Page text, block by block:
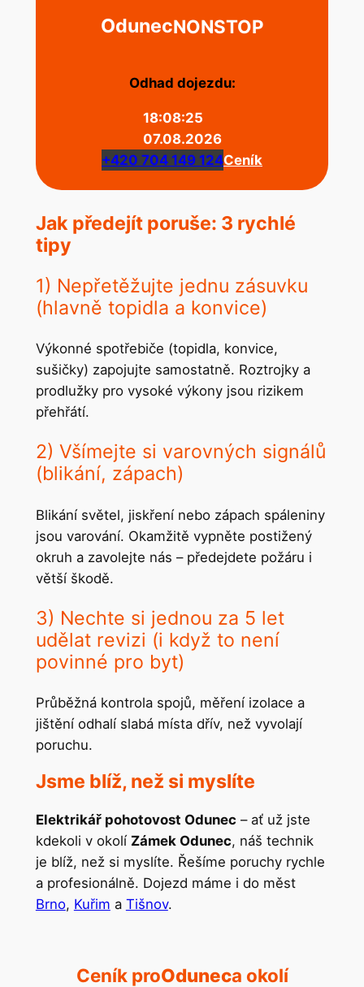
OdunecNONSTOP
Odhad dojezdu:
18:08:25
07.08.2026
+420 704 149 124Ceník
Jak předejít poruše: 3 rychlé
tipy
1) Nepřetěžujte jednu zásuvku
(hlavně topidla a konvice)
Výkonné spotřebiče (topidla, konvice,
sušičky) zapojujte samostatně. Roztrojky a
prodlužky pro vysoké výkony jsou rizikem
přehřátí.
2) Všímejte si varovných signálů
(blikání, zápach)
Blikání světel, jiskření nebo zápach spáleniny
jsou varování. Okamžitě vypněte postižený
okruh a zavolejte nás – předejdete požáru i
větší škodě.
3) Nechte si jednou za 5 let
udělat revizi (i když to není
povinné pro byt)
Průběžná kontrola spojů, měření izolace a
jištění odhalí slabá místa dřív, než vyvolají
poruchu.
Jsme blíž, než si myslíte
Elektrikář pohotovost Odunec – ať už jste
kdekoli v okolí Zámek Odunec, náš technik
je blíž, než si myslíte. Řešíme poruchy rychle
a profesionálně. Dojezd máme i do měst
Brno, Kuřim a Tišnov.
Ceník proOduneca okolí